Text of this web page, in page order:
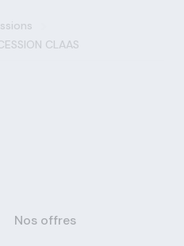
CLAAS
Nos offres